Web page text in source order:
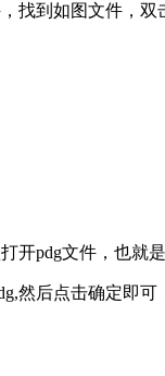
找到如图文件，双
开pdg文件，也就
然后点击确定即